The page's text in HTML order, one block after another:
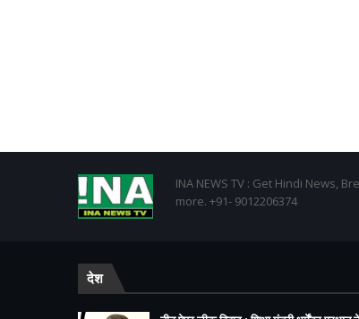
INA NEWS TV : Get Hindi News,
more. +91- 9012206374
देश